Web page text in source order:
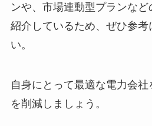
ンや、市場連動型プランな
紹介しているため、ぜひ参考
い。
自身にとって最適な電力会
を削減しましょう。